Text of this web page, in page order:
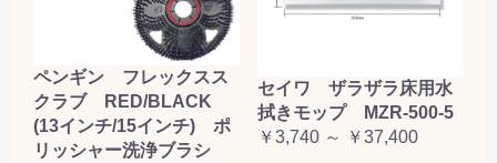
ペンギン フレックスス
クラブ RED/BLACK
(13インチ/15インチ) ポ
リッシャー洗浄ブラシ
セイワ ザラザラ床用水
拭きモップ MZR-500-5
￥3,740 ～ ￥37,400